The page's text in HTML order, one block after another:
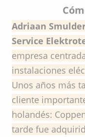
Adriaan
Service
empresa
instalaciones
Unos años más
cliente
holandés:
tarde fue